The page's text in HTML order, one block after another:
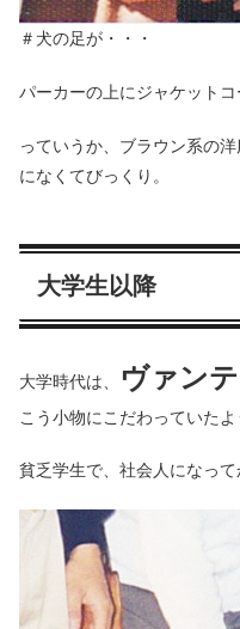
＃犬の足が・・・
パーカーの上にジャケットコ
っていうか、ブラウン系の
になくてびっくり。
大学生以降
大学時代は、 ヴァン
こう小物にこだわっていたよ
貧乏学生で、社会人になっ